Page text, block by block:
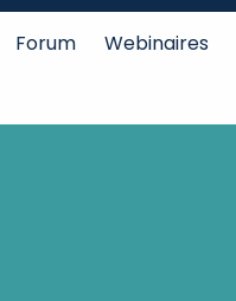
Forum Webinaires